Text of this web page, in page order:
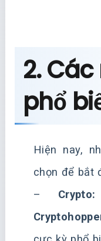
2.
phổ
Hiện nay,
chọn để bắt
– Crypto: